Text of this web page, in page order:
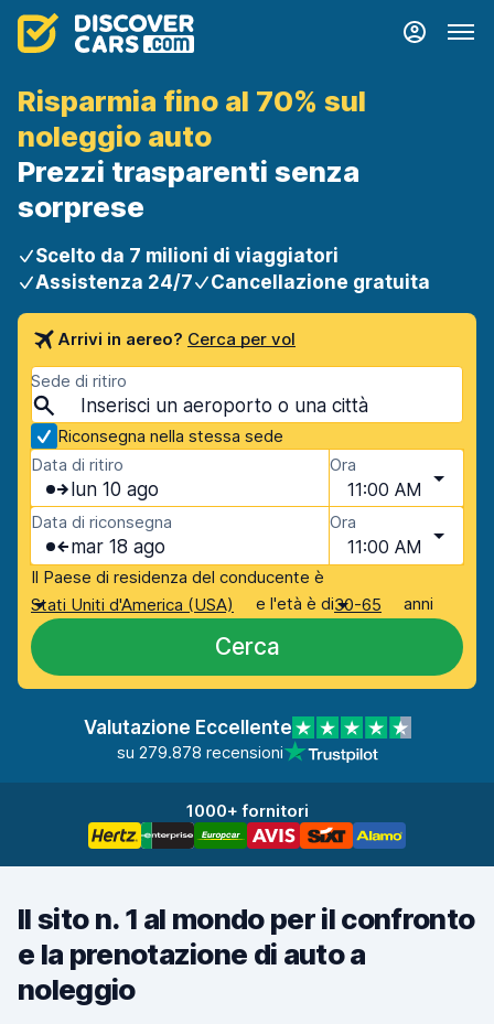
Risparmia fino al 70% sul
noleggio auto
Prezzi trasparenti senza
sorprese
Scelto da 7 milioni di viaggiatori
Assistenza 24/7
Cancellazione gratuita
Arrivi in aereo? Cerca per vol
Sede di ritiro
Riconsegna nella stessa sede
Data di ritiro
lun 10 ago
Ora
11:00 AM
Data di riconsegna
mar 18 ago
Ora
11:00 AM
Il Paese di residenza del conducente è
Stati Uniti d'America (USA)
e l'età è di30-65 anni
Cerca
Valutazione Eccellente
su 279.878 recensioni
1000+ fornitori
Il sito n. 1 al mondo per il confronto
e la prenotazione di auto a
noleggio